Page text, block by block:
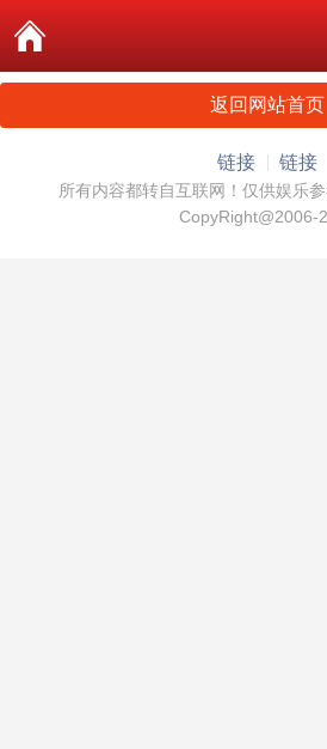
返回网站首页
链接 链接
所有内容都转自互联网！仅供娱乐
CopyRight@2006-